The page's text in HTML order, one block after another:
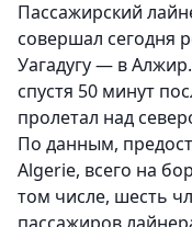
Пассажирский
совершал сегодня
Уагадугу — в
спустя 50 минут
пролетал над
По данным,
Algerie, всего на
том числе, шесть